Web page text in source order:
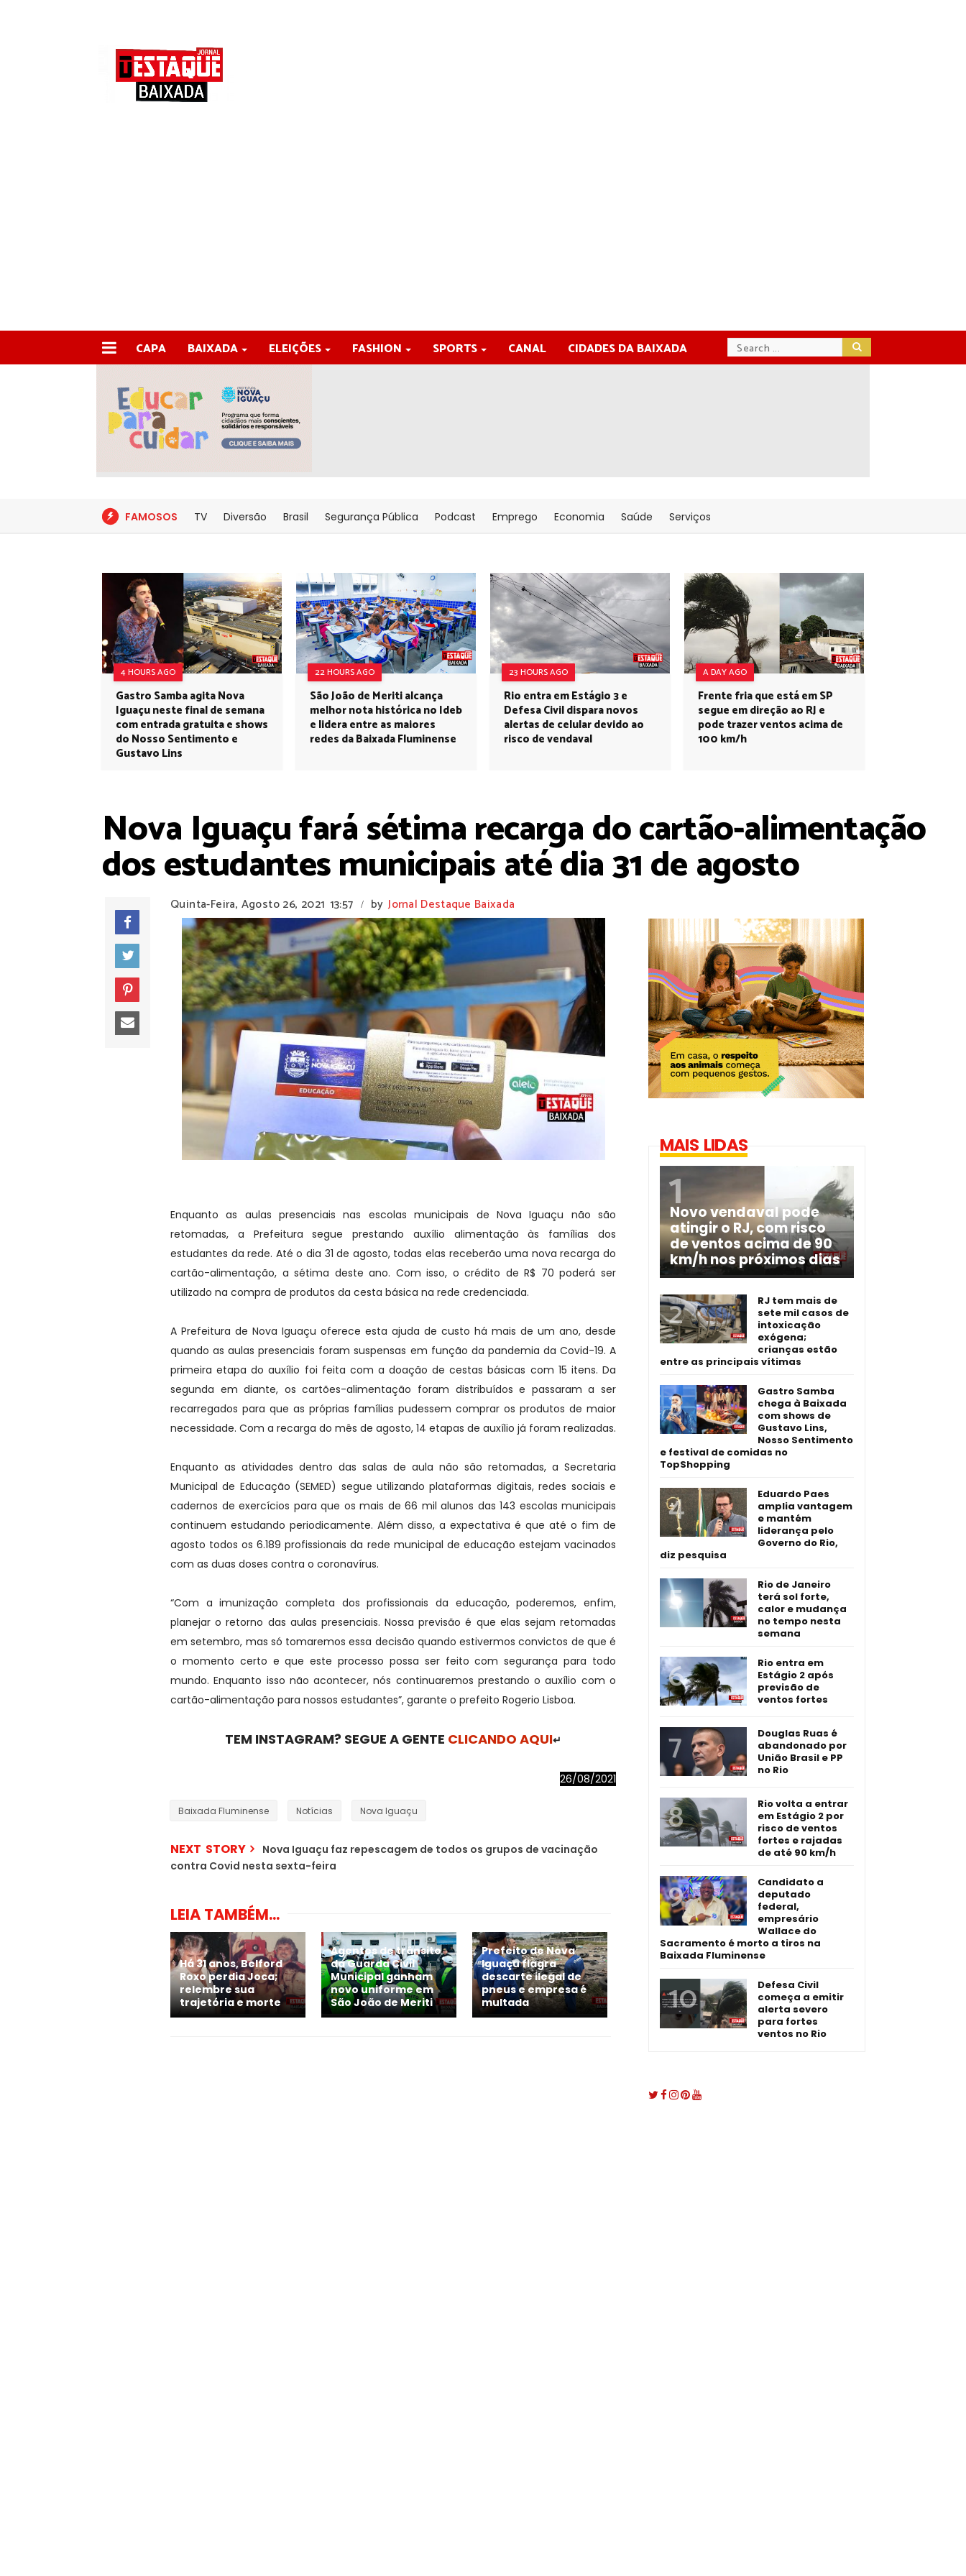
CAPA BAIXADA ELEIÇÕES FASHION SPORTS CANAL CIDADES DA BAIXADA
FAMOSOS TV Diversão Brasil Segurança Pública Podcast Emprego Economia Saúde Serviços
4 HOURS AGO
Gastro Samba agita Nova
Iguaçu neste final de semana
com entrada gratuita e shows
do Nosso Sentimento e
Gustavo Lins
22 HOURS AGO
São João de Meriti alcança
melhor nota histórica no Ideb
e lidera entre as maiores
redes da Baixada Fluminense
23 HOURS AGO
Rio entra em Estágio 3 e
Defesa Civil dispara novos
alertas de celular devido ao
risco de vendaval
A DAY AGO
Frente fria que está em SP
segue em direção ao RJ e
pode trazer ventos acima de
100 km/h
Nova Iguaçu fará sétima recarga do cartão-alimentação
dos estudantes municipais até dia 31 de agosto
Quinta-Feira, Agosto 26, 2021 13:57 / by Jornal Destaque Baixada
Enquanto as aulas presenciais nas escolas municipais de Nova Iguaçu não são
retomadas, a Prefeitura segue prestando auxílio alimentação às famílias dos
estudantes da rede. Até o dia 31 de agosto, todas elas receberão uma nova recarga do
cartão-alimentação, a sétima deste ano. Com isso, o crédito de R$ 70 poderá ser
utilizado na compra de produtos da cesta básica na rede credenciada.
A Prefeitura de Nova Iguaçu oferece esta ajuda de custo há mais de um ano, desde
quando as aulas presenciais foram suspensas em função da pandemia da Covid-19. A
primeira etapa do auxílio foi feita com a doação de cestas básicas com 15 itens. Da
segunda em diante, os cartões-alimentação foram distribuídos e passaram a ser
recarregados para que as próprias famílias pudessem comprar os produtos de maior
necessidade. Com a recarga do mês de agosto, 14 etapas de auxílio já foram realizadas.
Enquanto as atividades dentro das salas de aula não são retomadas, a Secretaria
Municipal de Educação (SEMED) segue utilizando plataformas digitais, redes sociais e
cadernos de exercícios para que os mais de 66 mil alunos das 143 escolas municipais
continuem estudando periodicamente. Além disso, a expectativa é que até o fim de
agosto todos os 6.189 profissionais da rede municipal de educação estejam vacinados
com as duas doses contra o coronavírus.
“Com a imunização completa dos profissionais da educação, poderemos, enfim,
planejar o retorno das aulas presenciais. Nossa previsão é que elas sejam retomadas
em setembro, mas só tomaremos essa decisão quando estivermos convictos de que é
o momento certo e que este processo possa ser feito com segurança para todo
mundo. Enquanto isso não acontecer, nós continuaremos prestando o auxílio com o
cartão-alimentação para nossos estudantes”, garante o prefeito Rogerio Lisboa.
TEM INSTAGRAM? SEGUE A GENTE CLICANDO AQUI↵
26/08/2021
Baixada Fluminense Notícias Nova Iguaçu
NEXT STORY
Nova Iguaçu faz repescagem de todos os grupos de vacinação
contra Covid nesta sexta-feira
LEIA TAMBÉM...
Há 31 anos, Belford
Roxo perdia Joca;
relembre sua
trajetória e morte
Agentes de trânsito
da Guarda Civil
Municipal ganham
novo uniforme em
São João de Meriti
Prefeito de Nova
Iguaçu flagra
descarte ilegal de
pneus e empresa é
multada
MAIS LIDAS
Novo vendaval pode
atingir o RJ, com risco
de ventos acima de 90
km/h nos próximos dias
RJ tem mais de
sete mil casos de
intoxicação
exógena;
crianças estão
entre as principais vítimas
Gastro Samba
chega à Baixada
com shows de
Gustavo Lins,
Nosso Sentimento
e festival de comidas no
TopShopping
Eduardo Paes
amplia vantagem
e mantém
liderança pelo
Governo do Rio,
diz pesquisa
Rio de Janeiro
terá sol forte,
calor e mudança
no tempo nesta
semana
Rio entra em
Estágio 2 após
previsão de
ventos fortes
Douglas Ruas é
abandonado por
União Brasil e PP
no Rio
Rio volta a entrar
em Estágio 2 por
risco de ventos
fortes e rajadas
de até 90 km/h
Candidato a
deputado
federal,
empresário
Wallace do
Sacramento é morto a tiros na
Baixada Fluminense
Defesa Civil
começa a emitir
alerta severo
para fortes
ventos no Rio